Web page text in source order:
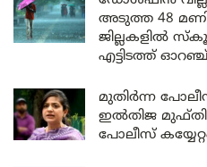
അടുത്ത 48
ജില്ലകളിൽ
എട്ടിടത്ത്
മുതിർന്ന
ഇൽതിജ
പോലീസ്